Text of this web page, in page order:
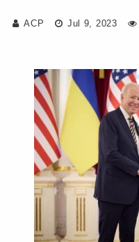
ACP Jul 9, 2023